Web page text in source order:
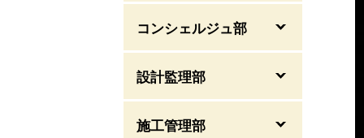
コンシェルジュ部
設計監理部
施工管理部